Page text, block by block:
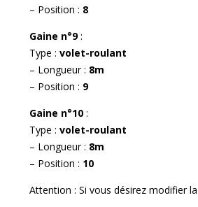
– Position : 8
Gaine n°9:
Type : volet-roulant
– Longueur : 8m
– Position : 9
Gaine n°10 :
Type : volet-roulant
– Longueur : 8m
– Position : 10
Attention : Si vous désirez modifier